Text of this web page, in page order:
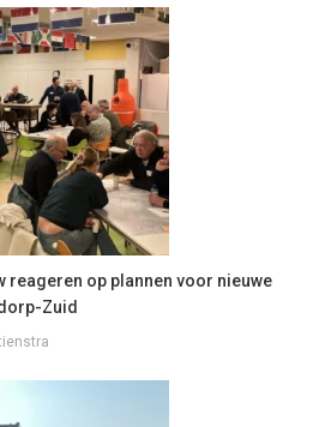
reageren op plannen voor nieuwe
Zuid